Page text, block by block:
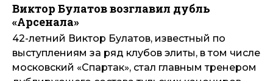
Виктор Булатов возглавил дубль
«Арсенала»
42-летний Виктор Булатов, известный по
выступлениям за ряд клубов элиты, в том числе
московский «Спартак», стал главным тренером